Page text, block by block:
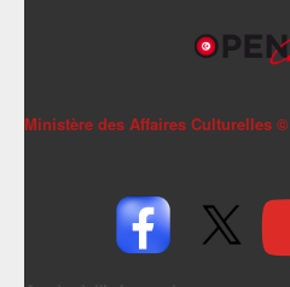
Ministère des Affaires Culturelles ©